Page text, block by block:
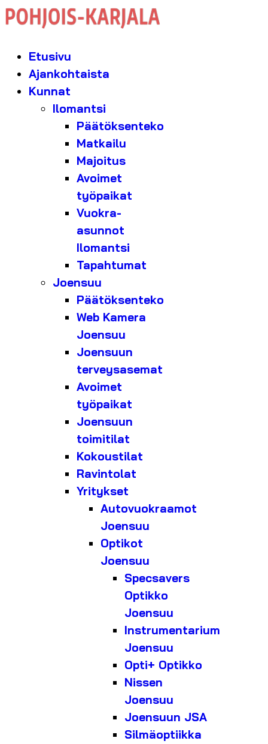
Etusivu
Ajankohtaista
Kunnat
Ilomantsi
Päätöksenteko
Matkailu
Majoitus
Avoimet
työpaikat
Vuokra-
asunnot
Ilomantsi
Tapahtumat
Joensuu
Päätöksenteko
Web Kamera
Joensuu
Joensuun
terveysasemat
Avoimet
työpaikat
Joensuun
toimitilat
Kokoustilat
Ravintolat
Yritykset
Autovuokraamot
Joensuu
Optikot
Joensuu
Specsavers
Optikko
Joensuu
Instrumentarium
Joensuu
Opti+ Optikko
Nissen
Joensuu
Joensuun JSA
Silmäoptiikka